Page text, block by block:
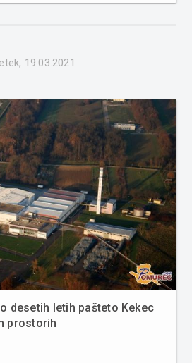
19.03.2021
desetih letih pašteto Kekec
prostorih